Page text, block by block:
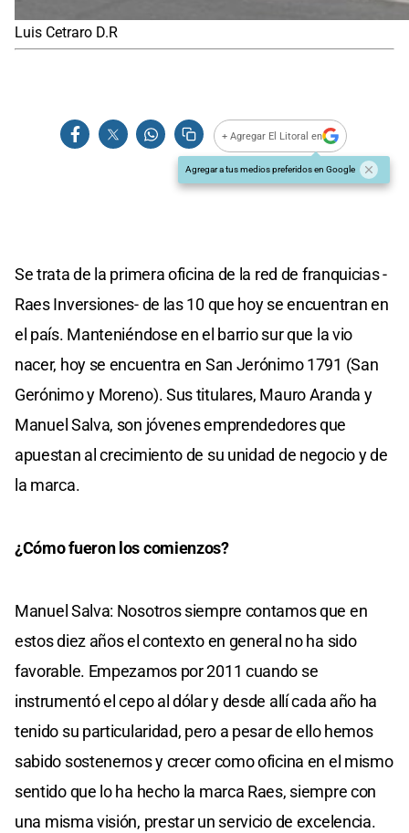
Luis Cetraro D.R
+ Agregar El Litoral en
Agregar a tus medios preferidos en Google
Se trata de la primera oficina de la red de franquicias -
Raes Inversiones- de las 10 que hoy se encuentran en
el país. Manteniéndose en el barrio sur que la vio
nacer, hoy se encuentra en San Jerónimo 1791 (San
Gerónimo y Moreno). Sus titulares, Mauro Aranda y
Manuel Salva, son jóvenes emprendedores que
apuestan al crecimiento de su unidad de negocio y de
la marca.
¿Cómo fueron los comienzos?
Manuel Salva: Nosotros siempre contamos que en
estos diez años el contexto en general no ha sido
favorable. Empezamos por 2011 cuando se
instrumentó el cepo al dólar y desde allí cada año ha
tenido su particularidad, pero a pesar de ello hemos
sabido sostenernos y crecer como oficina en el mismo
sentido que lo ha hecho la marca Raes, siempre con
una misma visión, prestar un servicio de excelencia.